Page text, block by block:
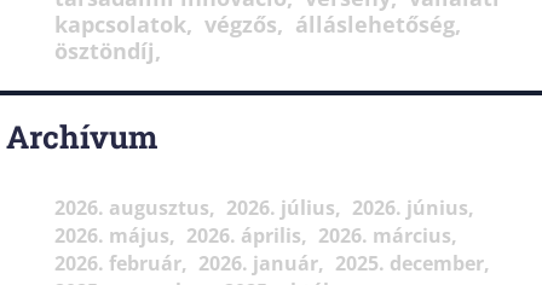
kapcsolatok
végzős
álláslehetőség
ösztöndíj
Archívum
2026. augusztus 2026. július
2026. június
2026. május
2026. április
2026. március
2026. február
2026. január
2025. december